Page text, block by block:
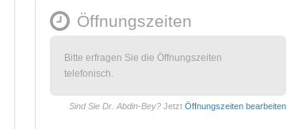
Öffnungszeiten
Bitte erfragen Sie die Öffnungszeiten
telefonisch.
Sind Sie Dr. Abdin-Bey? Jetzt Öffnungszeiten bearbeiten